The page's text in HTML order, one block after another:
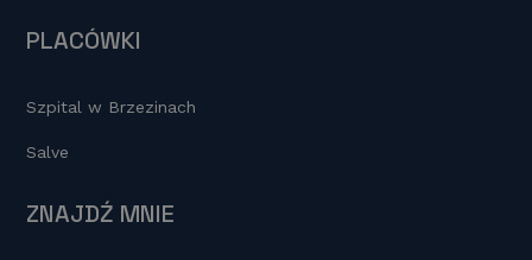
PLACÓWKI
Szpital w Brzezinach
Salve
ZNAJDŹ MNIE